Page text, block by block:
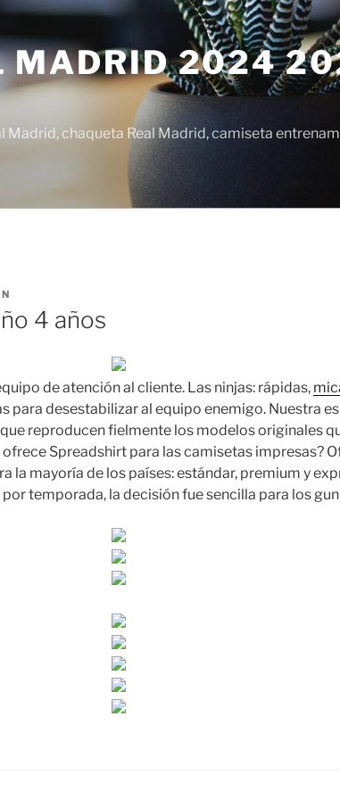
MADRID 2024
Madrid, chaqueta Real Madrid, camiseta
4 años
de atención al cliente. Las ninjas: rápidas,
para desestabilizar al equipo enemigo. Nuestra
reproducen fielmente los modelos originales
Spreadshirt para las camisetas impresas?
la mayoría de los países: estándar, premium y
temporada, la decisión fue sencilla para los